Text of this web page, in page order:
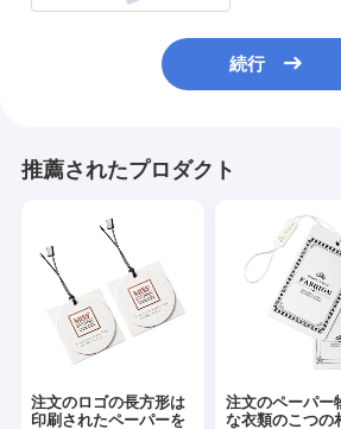
続行
推薦されたプロダクト
注文のロゴの長方形は
印刷されたペーパーを
注文のペーパー
な衣類のこつの